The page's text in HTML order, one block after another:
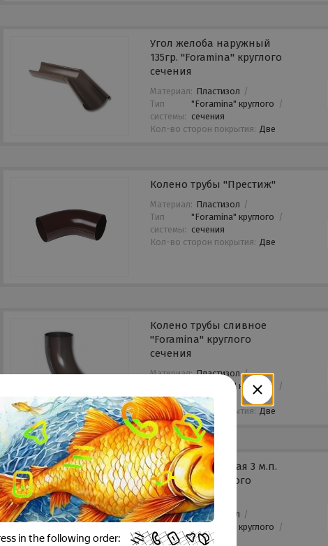
Угол желоба наружный
135гр. "Foramina" круглого
сечения
Материал: Пластизол /
Тип
системы:
"Foramina" круглого
сечения
/
Кол-во сторон покрытия: Две
Колено трубы "Престиж"
Материал: Пластизол /
Тип
системы:
"Foramina" круглого
сечения
/
Кол-во сторон покрытия: Две
Колено трубы сливное
"Foramina" круглого
сечения
Материал: Пластизол /
системы:
"Foramina" круглого
сечения
/
Кол-во сторон покрытия: Две
Труба водосточная 3 м.п.
"Foramina" круглого
сечения
Материал: Пластизол /
системы:
"Foramina" круглого
сечения
/